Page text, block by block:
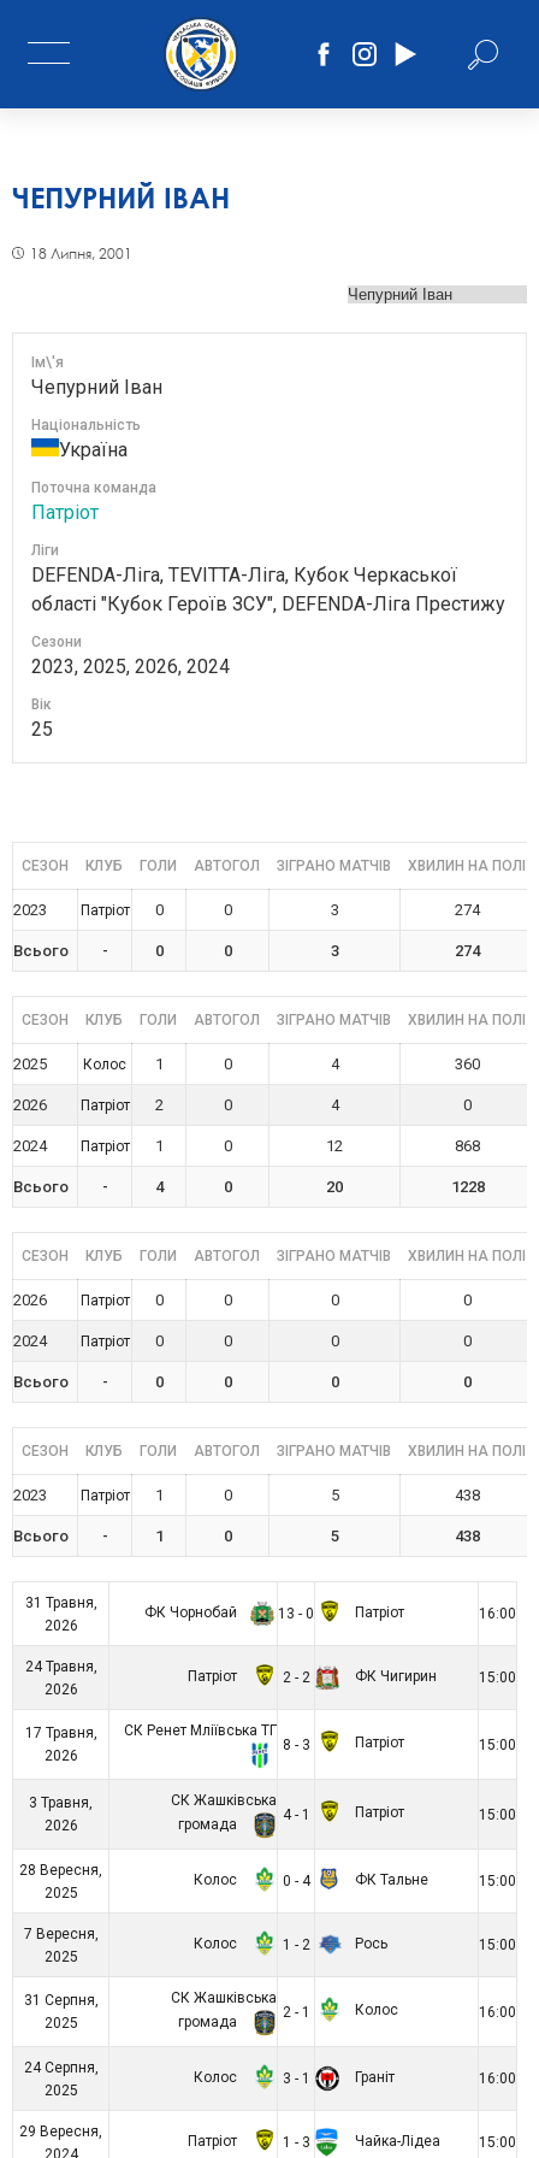
ЧЕПУРНИЙ ІВАН
18 Липня, 2001
Ім\'я
Чепурний Іван
Національність
Україна
Поточна команда
Патріот
Ліги
DEFENDA-Ліга, TEVITTA-Ліга, Кубок Черкаської
області "Кубок Героїв ЗСУ", DEFENDA-Ліга Престижу
Сезони
2023, 2025, 2026, 2024
Вік
25
СЕЗОН КЛУБ ГОЛИ АВТОГОЛ ЗІГРАНО МАТЧІВ ХВИЛИН НА ПОЛІ
2023 Патріот 0 0 3 274
Всього - 0 0 3 274
СЕЗОН КЛУБ ГОЛИ АВТОГОЛ ЗІГРАНО МАТЧІВ ХВИЛИН НА ПОЛІ
2025 Колос 1 0 4 360
2026 Патріот 2 0 4 0
2024 Патріот 1 0 12 868
Всього - 4 0 20 1228
СЕЗОН КЛУБ ГОЛИ АВТОГОЛ ЗІГРАНО МАТЧІВ ХВИЛИН НА ПОЛІ
2026 Патріот 0 0 0 0
2024 Патріот 0 0 0 0
Всього - 0 0 0 0
СЕЗОН КЛУБ ГОЛИ АВТОГОЛ ЗІГРАНО МАТЧІВ ХВИЛИН НА ПОЛІ
2023 Патріот 1 0 5 438
Всього - 1 0 5 438
31 Травня,
2026
ФК Чорнобай 13 - 0 Патріот 16:00
24 Травня,
2026
Патріот 2 - 2 ФК Чигирин 15:00
17 Травня,
2026
СК Ренет Мліївська ТГ
8 - 3
Патріот 15:00
3 Травня,
2026
СК Жашківська
громада
4 - 1 Патріот 15:00
28 Вересня,
2025
Колос 0 - 4 ФК Тальне 15:00
7 Вересня,
2025
Колос 1 - 2 Рось 15:00
31 Серпня,
2025
СК Жашківська
громада
2 - 1 Колос 16:00
24 Серпня,
2025
Колос 3 - 1 Граніт 16:00
29 Вересня,
2024
Патріот 1 - 3 Чайка-Лідеа 15:00